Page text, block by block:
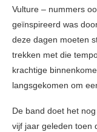
Vulture – nummers
geïnspireerd was
deze dagen moeten
trekken met die
krachtige
langsgekomen om
De band doet het
vijf jaar geleden toen